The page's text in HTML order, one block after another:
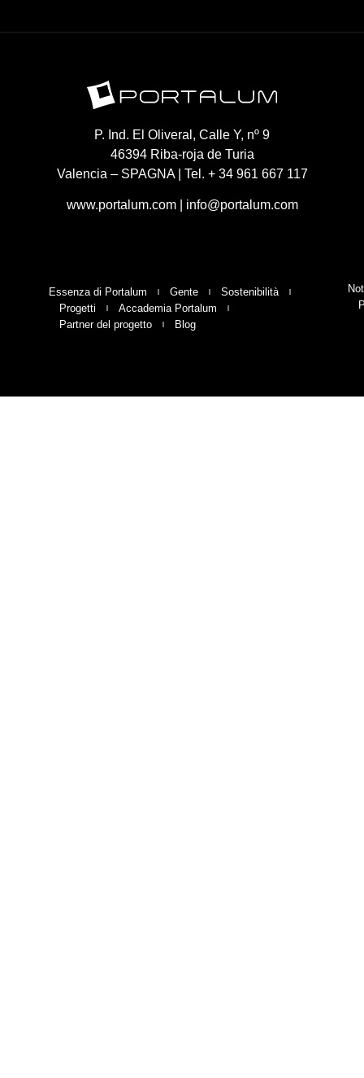
P. Ind. El Oliveral, Calle Y, nº 9
46394 Riba-roja de Turia
Valencia – SPAGNA | Tel. + 34 961 667 117
www.portalum.com| info@portalum.com
Essenza di Portalum Gente
Sostenibilità
Progetti
Accademia Portalum
Partner del progetto
Blog